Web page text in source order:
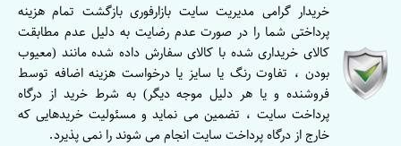
خریدار گرامی مدیریت سایت بازارفوری بازگشت تمام هزینه
پرداختی شما را در صورت عدم رضایت به دلیل عدم مطابقت
کالای خریداری شده با کالای سفارش داده شده مانند (معیوب
بودن ، تفاوت رنگ یا سایز یا درخواست هزینه اضافه توسط
فروشنده و یا هر دلیل موجه دیگر) به شرط خرید از درگاه
پرداخت سایت ، تضمین می نماید و مسئولیت خریدهایی که
خارج از درگاه پرداخت سایت انجام می شوند را نمی پذیرد.